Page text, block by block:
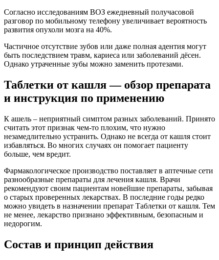
Согласно исследованиям ВОЗ ежедневный получасовой
разговор по мобильному телефону увеличивает вероятность
развития опухоли мозга на 40%.
Частичное отсутствие зубов или даже полная адентия могут
быть последствием травм, кариеса или заболеваний дёсен.
Однако утраченные зубы можно заменить протезами.
Таблетки от кашля — обзор препарата
и инструкция по применению
К ашель – неприятный симптом разных заболеваний. Принято
считать этот признак чем-то плохим, что нужно
незамедлительно устранить. Однако не всегда от кашля стоит
избавляться. Во многих случаях он помогает пациенту
больше, чем вредит.
Фармакологическое производство поставляет в аптечные сети
разнообразные препараты для лечения кашля. Врачи
рекомендуют своим пациентам новейшие препараты, забывая
о старых проверенных лекарствах. В последние годы редко
можно увидеть в назначении препарат Таблетки от кашля. Тем
не менее, лекарство признано эффективным, безопасным и
недорогим.
Состав и принцип действия